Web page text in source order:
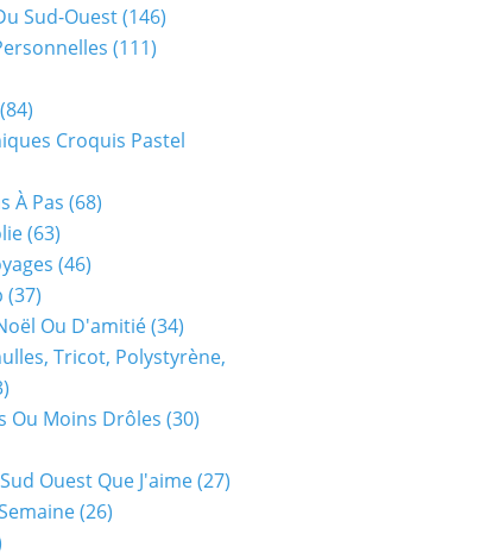
Sud-Ouest(146)
(111)
(84)
Croquis Pastel
À Pas (68)
(63)
(46)
(37)
Ou D'amitié(34)
Tricot, Polystyrène,
Ou Moins Drôles (30)
Ouest Que J'aime(27)
(26)